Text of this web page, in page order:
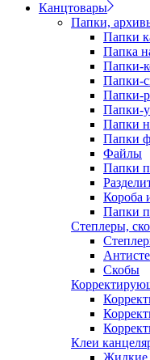
Канцтовары
Папки,
Папки
Папка
Папки-
Папки-
Папки-
Папки-
Папки
Папки
Файлы
Папки
Короба
Папки
Степлеры,
Скобы
Клеи
Жидкие